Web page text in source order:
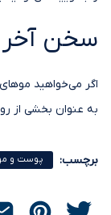
سخن آخر
اگر می‌خواهید
به عنوان بخشی از
برچسب: پوست و